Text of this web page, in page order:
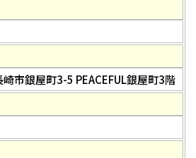
市銀屋町3-5 PEACEFUL銀屋町3階